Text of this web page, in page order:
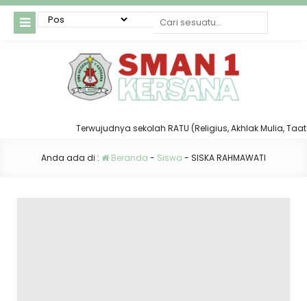
Terwujudnya sekolah RATU (Religius, Akhlak Mulia, Taat
Anda ada di : Beranda - Siswa - SISKA RAHMAWATI